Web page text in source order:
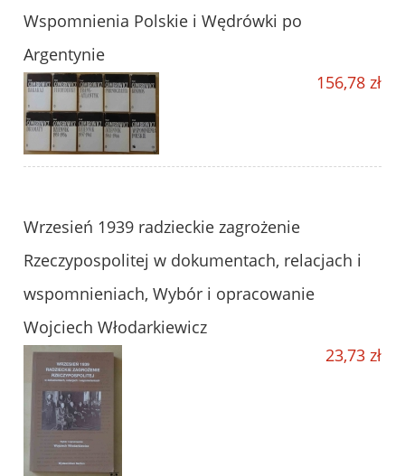
Wspomnienia Polskie i Wędrówki po
Argentynie
156,78 zł
Wrzesień 1939 radzieckie zagrożenie
Rzeczypospolitej w dokumentach, relacjach i
wspomnieniach, Wybór i opracowanie
Wojciech Włodarkiewicz
23,73 zł